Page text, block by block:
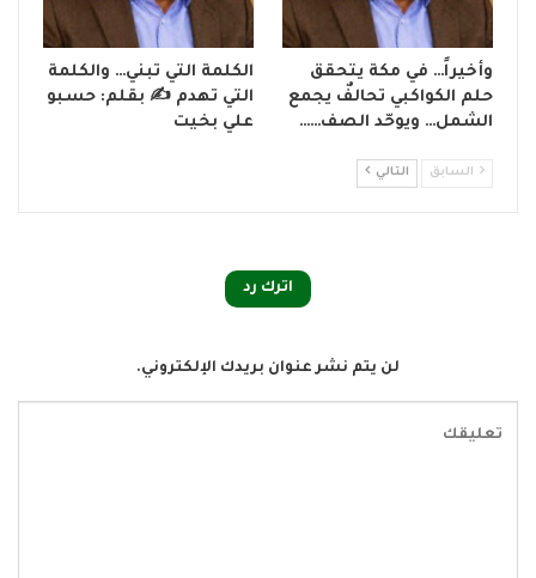
وأخيراً… في مكة يتحقق
حلم الكواكبي تحالفٌ يجمع
الشمل… ويوحّد الصف……
الكلمة التي تبني… والكلمة
التي تهدم ✍ بقلم: حسبو
علي بخيت
السابق التالي
اترك رد
لن يتم نشر عنوان بريدك الإلكتروني.